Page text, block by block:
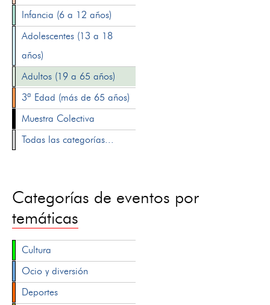
Infancia (6 a 12 años)
Adolescentes (13 a 18
años)
Adultos (19 a 65 años)
3ª Edad (más de 65 años)
Muestra Colectiva
Todas las categorías...
Categorías de eventos por
temáticas
Cultura
Ocio y diversión
Deportes